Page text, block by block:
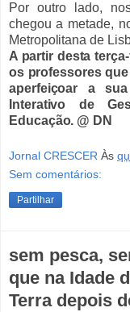
Por outro lado,
chegou a metade,
Metropolitana de
A partir desta
os professores
aperfeiçoar a
Interativo de
Educação. @ DN
Jornal CRESCER Às
Sem comentários:
Partilhar
sem pesca,
que na Idade
Terra depois